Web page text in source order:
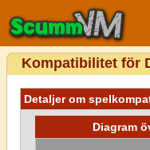
Kompatibilitet för
Detaljer om
Diagram